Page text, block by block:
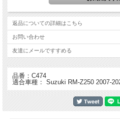
Hinson ヒンソン ビレットプルーフ クラッ
ームに選ばれており、レースにおける実績
れている
・ブーツによる小傷を防止するためにハー
現
・放熱性の向上
・ノーマルよりも強度が高い
・航空宇宙技術でも使用される強度の優れた
※写真はイメージであり実物と異なる場合が
返品についての詳細はこちら
お問い合わせ
友達にメールですすめる
品番：C474
適合車種： Suzuki RM-Z250 2007-